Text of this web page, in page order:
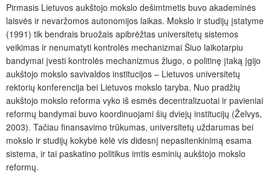
Pirmasis Lietuvos aukštojo mokslo dešimtmetis buvo akademinės
laisvės ir nevaržomos autonomijos laikas. Mokslo ir studijų įstatyme
(1991) tik bendrais bruožais apibrėžtas universitetų sistemos
veikimas ir nenumatyti kontrolės mechanizmai Šiuo laikotarpiu
bandymai įvesti kontrolės mechanizmus žlugo, o politinę įtaką įgijo
aukštojo mokslo savivaldos institucijos – Lietuvos universitetų
rektorių konferencija bei Lietuvos mokslo taryba. Nuo pradžių
aukštojo mokslo reforma vyko iš esmės decentralizuotai ir pavieniai
reformų bandymai buvo koordinuojami šių dviejų institucijų (Želvys,
2003). Tačiau finansavimo trūkumas, universitetų uždarumas bei
mokslo ir studijų kokybė kėlė vis didesnį nepasitenkinimą esama
sistema, ir tai paskatino politikus imtis esminių aukštojo mokslo
reformų.